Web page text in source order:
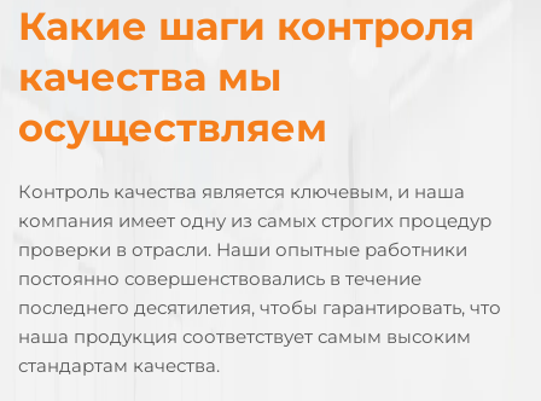
Какие шаги контроля
качества мы
осуществляем
Контроль качества является ключевым, и наша
компания имеет одну из самых строгих процедур
проверки в отрасли. Наши опытные работники
постоянно совершенствовались в течение
последнего десятилетия, чтобы гарантировать, что
наша продукция соответствует самым высоким
стандартам качества.